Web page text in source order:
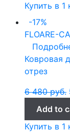
Купить в 1
-17%
FLOARE-
Ковровая
отрез
6 480руб.
Add to
Купить в 1